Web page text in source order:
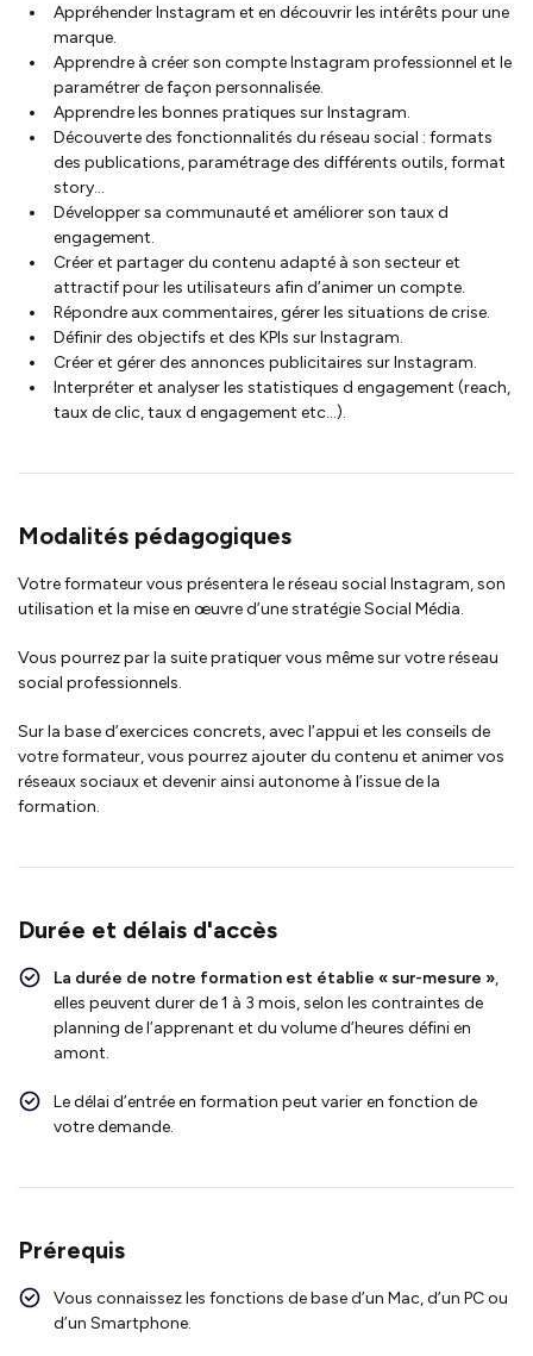
Appréhender Instagram et en découvrir les intérêts pour une
marque.
Apprendre à créer son compte Instagram professionnel et le
paramétrer de façon personnalisée.
Apprendre les bonnes pratiques sur Instagram.
Découverte des fonctionnalités du réseau social : formats
des publications, paramétrage des différents outils, format
story…
Développer sa communauté et améliorer son taux d
engagement.
Créer et partager du contenu adapté à son secteur et
attractif pour les utilisateurs afin d’animer un compte.
Répondre aux commentaires, gérer les situations de crise.
Définir des objectifs et des KPIs sur Instagram.
Créer et gérer des annonces publicitaires sur Instagram.
Interpréter et analyser les statistiques d engagement (reach,
taux de clic, taux d engagement etc…).
Modalités pédagogiques
Votre formateur vous présentera le réseau social Instagram, son
utilisation et la mise en œuvre d’une stratégie Social Média.
Vous pourrez par la suite pratiquer vous même sur votre réseau
social professionnels.
Sur la base d’exercices concrets, avec l’appui et les conseils de
votre formateur, vous pourrez ajouter du contenu et animer vos
réseaux sociaux et devenir ainsi autonome à l’issue de la
formation.
Durée et délais d'accès
La durée de notre formation est établie « sur-mesure »,
elles peuvent durer de 1 à 3 mois, selon les contraintes de
planning de l’apprenant et du volume d’heures défini en
amont.
Le délai d’entrée en formation peut varier en fonction de
votre demande.
Prérequis
Vous connaissez les fonctions de base d’un Mac, d’un PC ou
d’un Smartphone.